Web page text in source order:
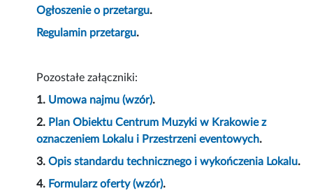
Ogłoszenie o przetargu.
Regulamin przetargu.
Pozostałe załączniki:
1. Umowa najmu (wzór).
2. Plan Obiektu Centrum Muzyki w Krakowie z
oznaczeniem Lokalu i Przestrzeni eventowych.
3.Opis standardu technicznego i wykończenia Lokalu.
4. Formularz oferty (wzór).